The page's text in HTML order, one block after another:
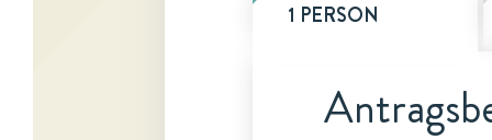
1 PERSON